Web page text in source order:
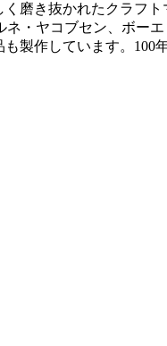
磨き抜かれたクラフ
・ヤコブセン、ボー
製作しています。